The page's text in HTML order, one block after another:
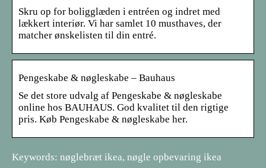
Skru op for boligglæden i entréen og indret med
lækkert interiør. Vi har samlet 10 musthaves, der
matcher ønskelisten til din entré.
Pengeskabe & nøgleskabe – Bauhaus
Se det store udvalg af Pengeskabe & nøgleskabe
online hos BAUHAUS. God kvalitet til den rigtige
pris. Køb Pengeskabe & nøgleskabe her.
Keywords: nøglebræt ikea, nøgle opbevaring ikea